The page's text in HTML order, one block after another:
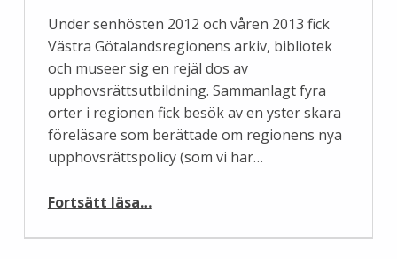
Under senhösten 2012 och våren 2013 fick
Västra Götalandsregionens arkiv, bibliotek
och museer sig en rejäl dos av
upphovsrättsutbildning. Sammanlagt fyra
orter i regionen fick besök av en yster skara
föreläsare som berättade om regionens nya
upphovsrättspolicy (som vi har…
Fortsätt läsa…